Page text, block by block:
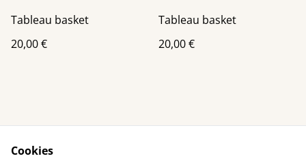
Tableau basket
20,00 €
Tableau basket
20,00 €
Cookies